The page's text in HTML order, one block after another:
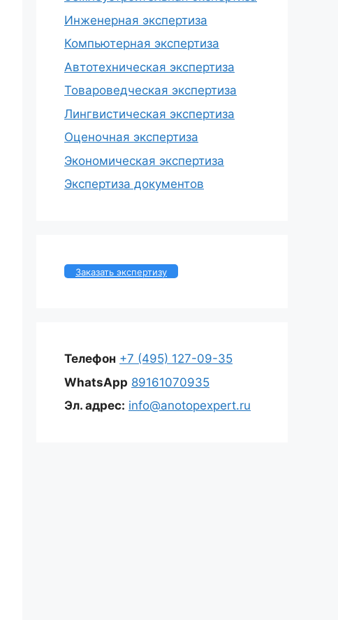
Инженерная экспертиза
Компьютерная экспертиза
Автотехническая экспертиза
Товароведческая экспертиза
Лингвистическая экспертиза
Оценочная экспертиза
Экономическая экспертиза
Экспертиза документов
Заказать экспертизу
Телефон +7 (495) 127-09-35
WhatsApp 89161070935
Эл. адрес: info@anotopexpert.ru